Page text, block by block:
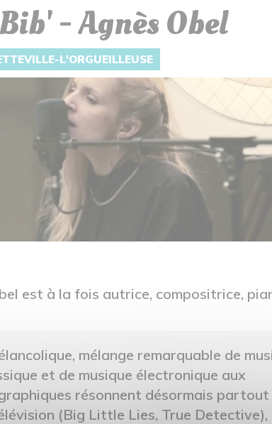
- Agnès Obel
L'ORGUEILLEUSE
est à la fois autrice, compositrice,
mélange remarquable de
et de musique électronique aux
résonnent désormais partout
(Big Little Lies, True Detective),